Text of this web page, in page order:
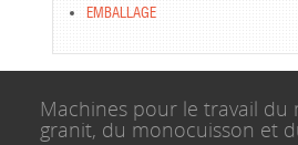
EMBALLAGE
Machines pour le travail du
granit, du monocuisson et